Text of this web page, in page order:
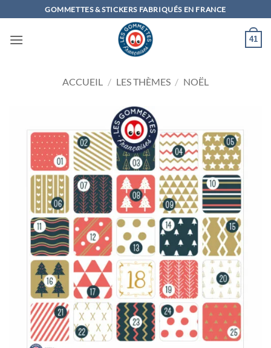
au
contenu
GOMMETTES & STICKERS FABRIQUÉS EN FRANCE
41
ACCUEIL / LES THÈMES / NOËL